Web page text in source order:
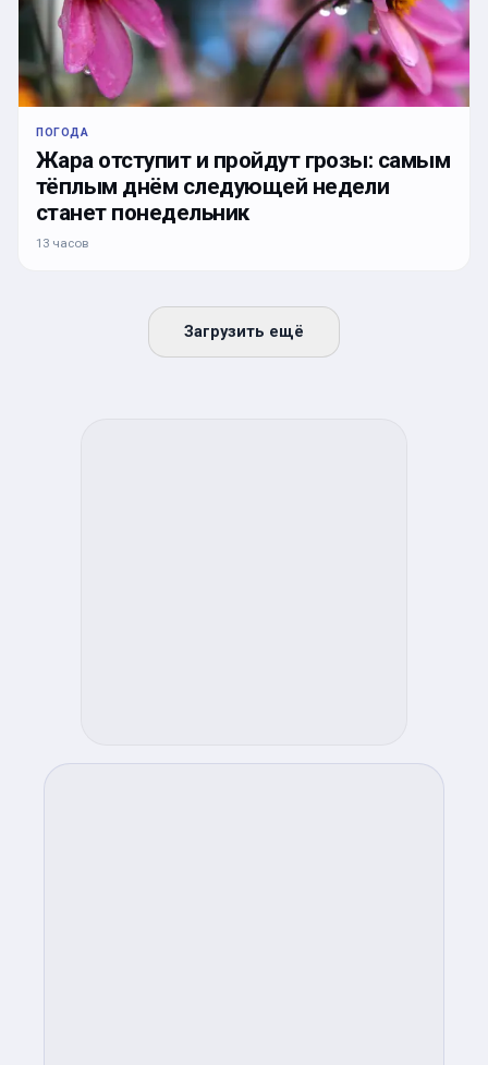
ПОГОДА
Жара отступит и пройдут грозы: самым
тёплым днём следующей недели
станет понедельник
13 часов
Загрузить ещё